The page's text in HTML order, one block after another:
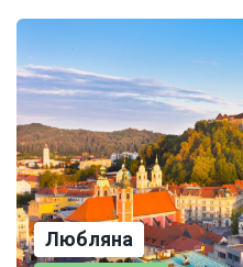
Любляна